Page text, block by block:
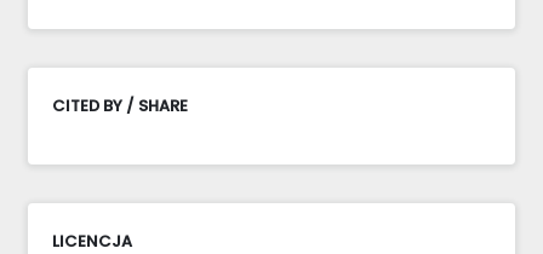
CITED BY / SHARE
LICENCJA